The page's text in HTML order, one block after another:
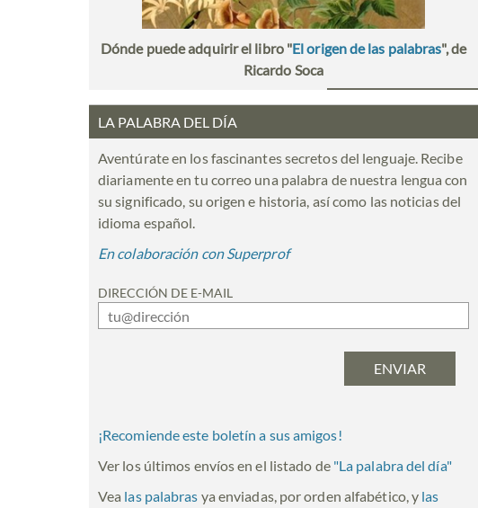
Dónde puede adquirir el libro "El origen de las palabras", de
Ricardo Soca
LA PALABRA DEL DÍA
Aventúrate en los fascinantes secretos del lenguaje. Recibe
diariamente en tu correo una palabra de nuestra lengua con
su significado, su origen e historia, así como las noticias del
idioma español.
En colaboración con Superprof
DIRECCIÓN DE E-MAIL
¡Recomiende este boletín a sus amigos!
Ver los últimos envíos en el listado de "La palabra del día"
Vea las palabras ya enviadas, por orden alfabético, y las